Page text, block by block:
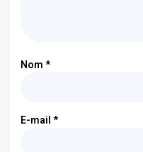
Nom*
E-mail*